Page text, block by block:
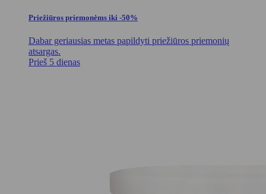
Priežiūros priemonėms iki -50%
Dabar geriausias metas papildyti priežiūros priemonių
atsargas.
Prieš 5 dienas